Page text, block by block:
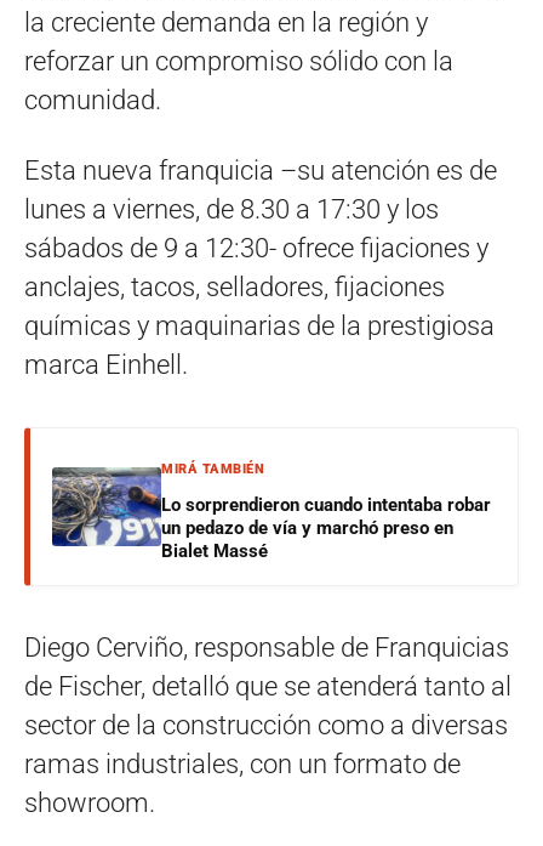
la creciente demanda en la región y
reforzar un compromiso sólido con la
comunidad.
Esta nueva franquicia –su atención es de
lunes a viernes, de 8.30 a 17:30 y los
sábados de 9 a 12:30- ofrece fijaciones y
anclajes, tacos, selladores, fijaciones
químicas y maquinarias de la prestigiosa
marca Einhell.
MIRÁ TAMBIÉN
Lo sorprendieron cuando intentaba robar
un pedazo de vía y marchó preso en
Bialet Massé
Diego Cerviño, responsable de Franquicias
de Fischer, detalló que se atenderá tanto al
sector de la construcción como a diversas
ramas industriales, con un formato de
showroom.